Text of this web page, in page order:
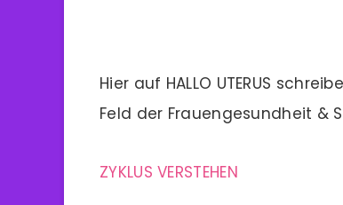
Hier auf HALLO UTERUS
Feld der Frauengesundheit &
ZYKLUS VERSTEHEN